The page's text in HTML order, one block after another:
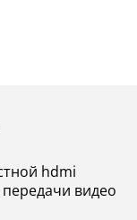
hdmi
видео